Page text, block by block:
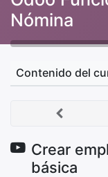
Nómina
Contenido del
Crear
básica